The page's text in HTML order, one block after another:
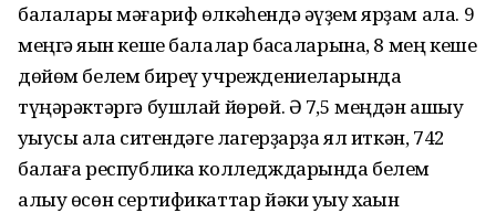
балалары мәғариф өлкәһендә әүҙем ярҙам ала. 9
меңгә яҡын кеше балалар баҡсаларына, 8 мең кеше
дөйөм белем биреү учреждениеларында
түңәрәктәргә бушлай йөрөй. Ә 7,5 меңдән ашыу
уҡыусы ҡала ситендәге лагерҙарҙа ял иткән, 742
балаға республика колледждарында белем
алыу өсөн сертификаттар йәки уҡыу хаҡын